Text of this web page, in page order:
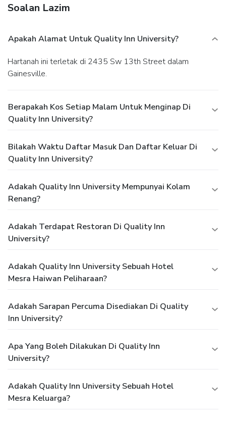
Soalan Lazim
Apakah Alamat Untuk Quality Inn University?
Hartanah ini terletak di 2435 Sw 13th Street dalam
Gainesville.
Berapakah Kos Setiap Malam Untuk Menginap Di
Quality Inn University?
Bilakah Waktu Daftar Masuk Dan Daftar Keluar Di
Quality Inn University?
Adakah Quality Inn University Mempunyai Kolam
Renang?
Adakah Terdapat Restoran Di Quality Inn
University?
Adakah Quality Inn University Sebuah Hotel
Mesra Haiwan Peliharaan?
Adakah Sarapan Percuma Disediakan Di Quality
Inn University?
Apa Yang Boleh Dilakukan Di Quality Inn
University?
Adakah Quality Inn University Sebuah Hotel
Mesra Keluarga?